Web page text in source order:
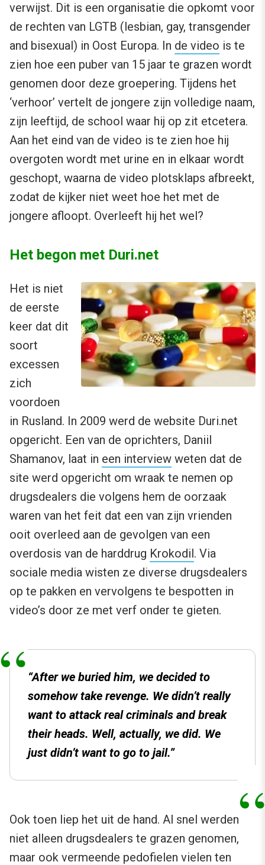
verwijst. Dit is een organisatie die opkomt voor
de rechten van LGTB (lesbian, gay, transgender
and bisexual) in Oost Europa. In de video is te
zien hoe een puber van 15 jaar te grazen wordt
genomen door deze groepering. Tijdens het
‘verhoor’ vertelt de jongere zijn volledige naam,
zijn leeftijd, de school waar hij op zit etcetera.
Aan het eind van de video is te zien hoe hij
overgoten wordt met urine en in elkaar wordt
geschopt, waarna de video plotsklaps afbreekt,
zodat de kijker niet weet hoe het met de
jongere afloopt. Overleeft hij het wel?
Het begon met Duri.net
Het is niet
de eerste
keer dat dit
soort
excessen
zich
voordoen
in Rusland. In 2009 werd de website Duri.net
opgericht. Een van de oprichters, Daniil
Shamanov, laat in een interview weten dat de
site werd opgericht om wraak te nemen op
drugsdealers die volgens hem de oorzaak
waren van het feit dat een van zijn vrienden
ooit overleed aan de gevolgen van een
overdosis van de harddrug Krokodil. Via
sociale media wisten ze diverse drugsdealers
op te pakken en vervolgens te bespotten in
video’s door ze met verf onder te gieten.
“After we buried him, we decided to
somehow take revenge. We didn’t really
want to attack real criminals and break
their heads. Well, actually, we did. We
just didn’t want to go to jail.”
Ook toen liep het uit de hand. Al snel werden
niet alleen drugsdealers te grazen genomen,
maar ook vermeende pedofielen vielen ten